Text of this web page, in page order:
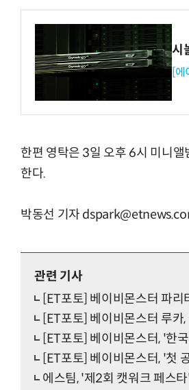
시
[에
한편 영탁은 3일 오후 6시 미니
한다.
박동선 기자
관련 기사
[ET포토] 베이비몬스터 파
[ET포토] 베이비몬스터 루카
[ET포토] 베이비몬스터, '한
[ET포토] 베이비몬스터, '첫
에스팀, '제2회 캣워크 페스